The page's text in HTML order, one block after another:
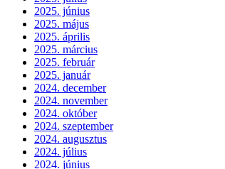
2025. június
2025. május
2025. április
2025. március
2025. február
2025. január
2024. december
2024. november
2024. október
2024. szeptember
2024. augusztus
2024. július
2024. június